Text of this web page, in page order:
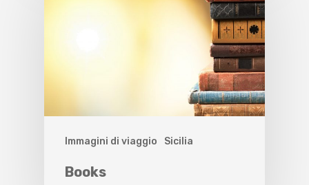
Immagini di viaggio Sicilia
Books